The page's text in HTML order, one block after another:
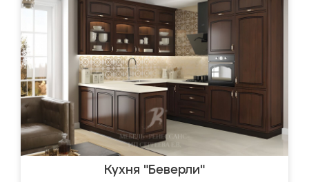
Кухня "Беверли"